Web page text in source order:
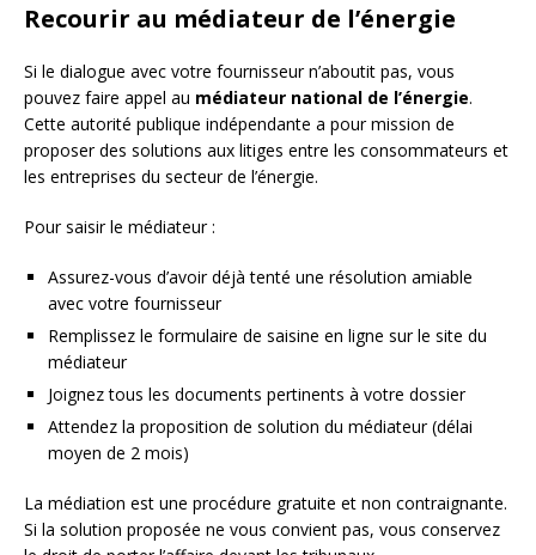
Recourir au médiateur de l’énergie
Si le dialogue avec votre fournisseur n’aboutit pas, vous
pouvez faire appel au médiateur national de l’énergie.
Cette autorité publique indépendante a pour mission de
proposer des solutions aux litiges entre les consommateurs et
les entreprises du secteur de l’énergie.
Pour saisir le médiateur :
Assurez-vous d’avoir déjà tenté une résolution amiable
avec votre fournisseur
Remplissez le formulaire de saisine en ligne sur le site du
médiateur
Joignez tous les documents pertinents à votre dossier
Attendez la proposition de solution du médiateur (délai
moyen de 2 mois)
La médiation est une procédure gratuite et non contraignante.
Si la solution proposée ne vous convient pas, vous conservez